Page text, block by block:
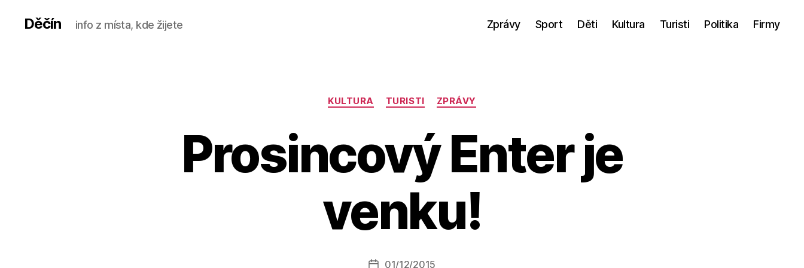
Děčín info z místa, kde žijete Zprávy Sport Děti Kultura Turisti Politika Firmy
Rubriky
KULTURA TURISTI ZPRÁVY
Prosincový Enter je
venku!
Autor
u
t
a
Datum
01/12/2015